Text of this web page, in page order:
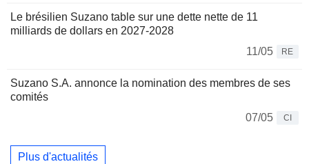
Le brésilien Suzano table sur une dette nette de 11
milliards de dollars en 2027-2028
11/05
RE
Suzano S.A. annonce la nomination des membres de ses
comités
07/05
CI
Plus d'actualités